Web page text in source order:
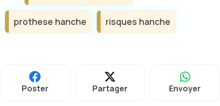
prothese hanche risques hanche
Poster Partager Envoyer